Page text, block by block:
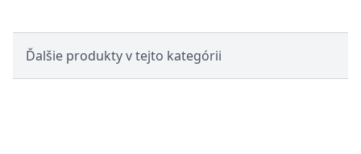
Ďalšie produkty v tejto kategórii